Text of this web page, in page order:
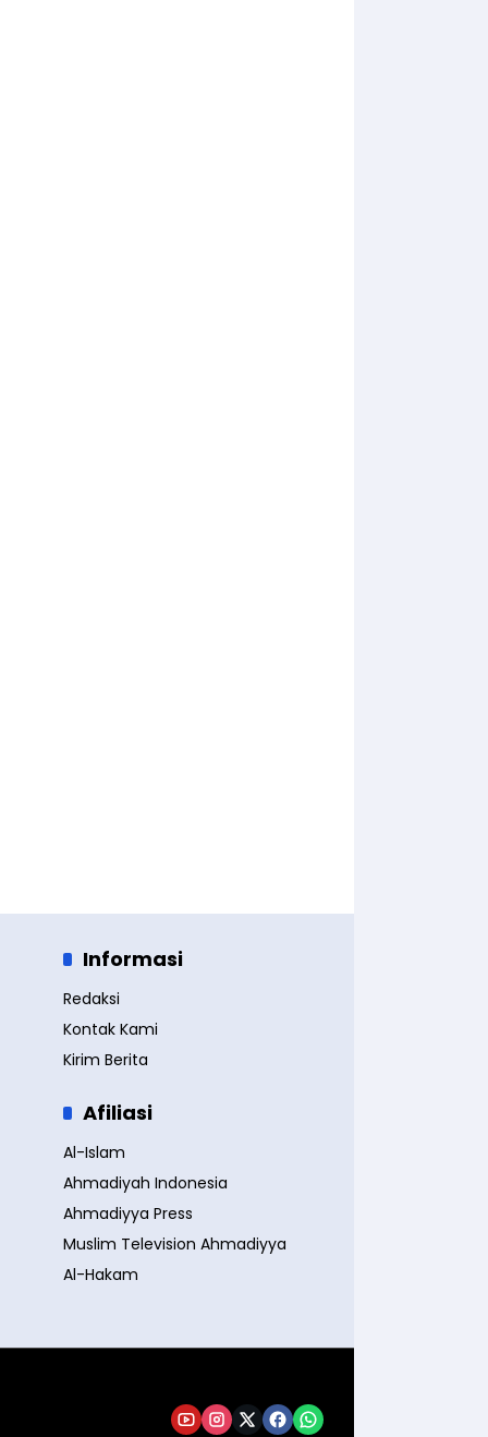
Informasi
Redaksi
Kontak Kami
Kirim Berita
Afiliasi
Al-Islam
Ahmadiyah Indonesia
Ahmadiyya Press
Muslim Television Ahmadiyya
Al-Hakam